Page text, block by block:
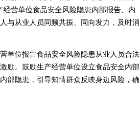
营单位食品安全风险隐患内部报告、内
与从业人员同频共振、同向发力，及时消
单位报告食品安全风险隐患从业人员合法
励。鼓励生产经营单位设立食品安全内部
部隐患，引导知情群众反映身边风险，确